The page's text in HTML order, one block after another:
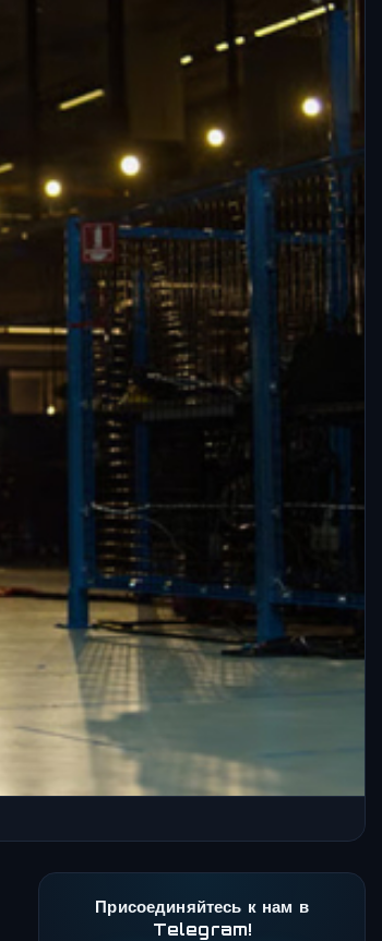
Присоединяйтесь к нам в
Telegram!